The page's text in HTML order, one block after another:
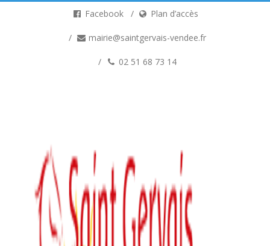
Facebook Plan d’accès
mairie@saintgervais-vendee.fr
02 51 68 73 14